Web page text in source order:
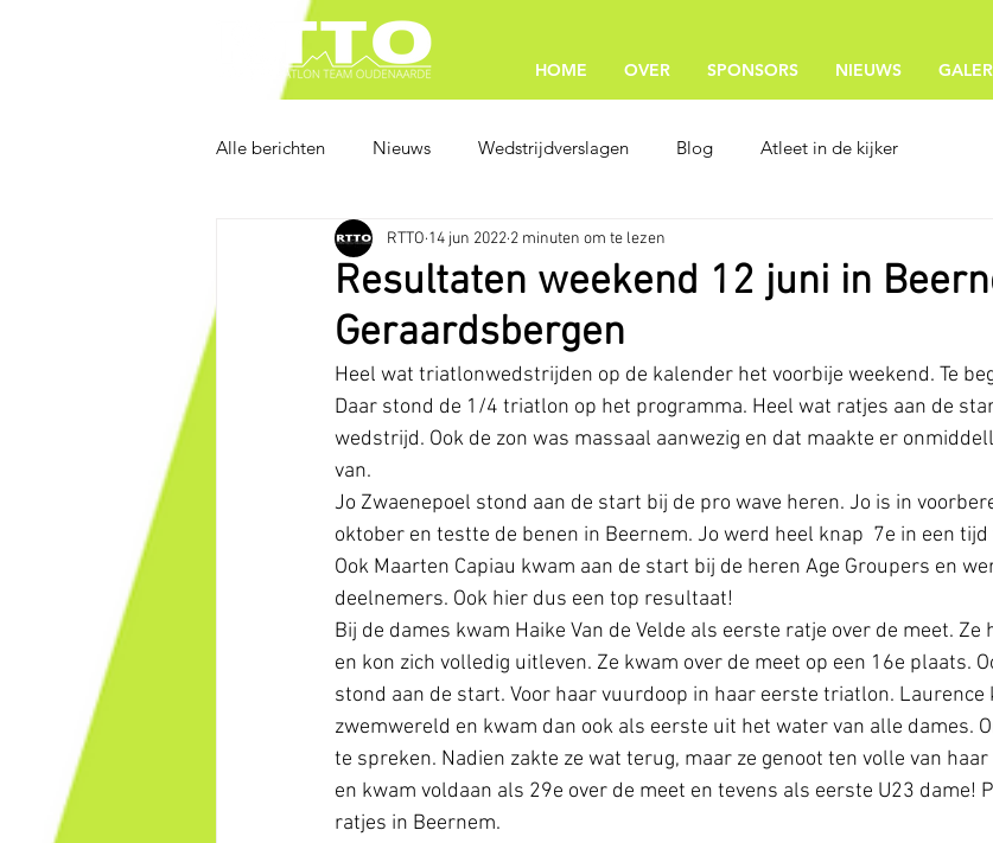
HOME OVER SPONSORS NIEUWS
Alle berichten Nieuws Wedstrijdverslagen Blog Atleet in de kijker
Resultaten weekend 12 juni in
Geraardsbergen
RTTO 14 jun 2022 2 minuten om te lezen
Heel wat triatlonwedstrijden op de kalender het voorbije weekend. Te
Daar stond de 1/4 triatlon op het programma. Heel wat ratjes aan de
wedstrijd. Ook de zon was massaal aanwezig en dat maakte er
van.
Jo Zwaenepoel stond aan de start bij de pro wave heren. Jo is in
oktober en testte de benen in Beernem. Jo werd heel knap  7e in een tijd
Ook Maarten Capiau kwam aan de start bij de heren Age Groupers en
deelnemers. Ook hier dus een top resultaat!
Bij de dames kwam Haike Van de Velde als eerste ratje over de meet.
en kon zich volledig uitleven. Ze kwam over de meet op een 16e plaats.
stond aan de start. Voor haar vuurdoop in haar eerste triatlon. Laurence
zwemwereld en kwam dan ook als eerste uit het water van alle dames.
te spreken. Nadien zakte ze wat terug, maar ze genoot ten volle van
en kwam voldaan als 29e over de meet en tevens als eerste U23 dame!
ratjes in Beernem.